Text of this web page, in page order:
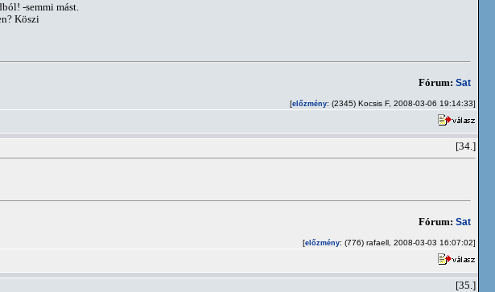
-semmi mást.
Köszi
Fórum: Sat
[előzmény: (2345) Kocsis F, 2008-03-06 19:14:33]
[34.]
Fórum: Sat
[előzmény: (776) rafaell, 2008-03-03 16:07:02]
[35.]